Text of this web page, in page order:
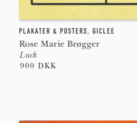
PLAKATER & POSTERS, GICLEE
Rose Marie Brøgger
Luck
900 DKK